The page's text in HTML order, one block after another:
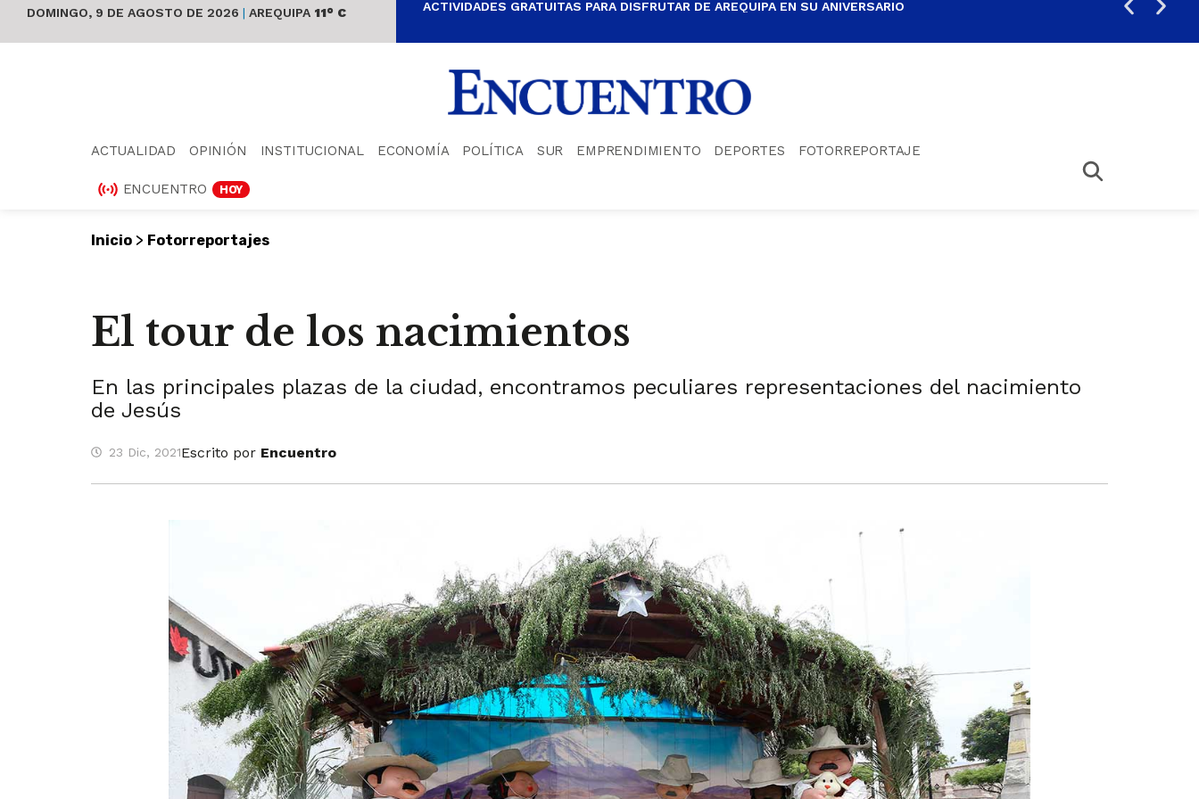
DOMINGO, 9 DE AGOSTO DE 2026 | AREQUIPA 11° C ACTIVIDADES GRATUITAS PARA DISFRUTAR DE AREQUIPA EN SU ANIVERSARIO
ACTUALIDAD OPINIÓN INSTITUCIONAL ECONOMÍA POLÍTICA SUR EMPRENDIMIENTO DEPORTES FOTORREPORTAJE
ENCUENTRO HOY
Inicio > Fotorreportajes
El tour de los nacimientos
En las principales plazas de la ciudad, encontramos peculiares representaciones del nacimiento
de Jesús
23 Dic, 2021Escrito por Encuentro